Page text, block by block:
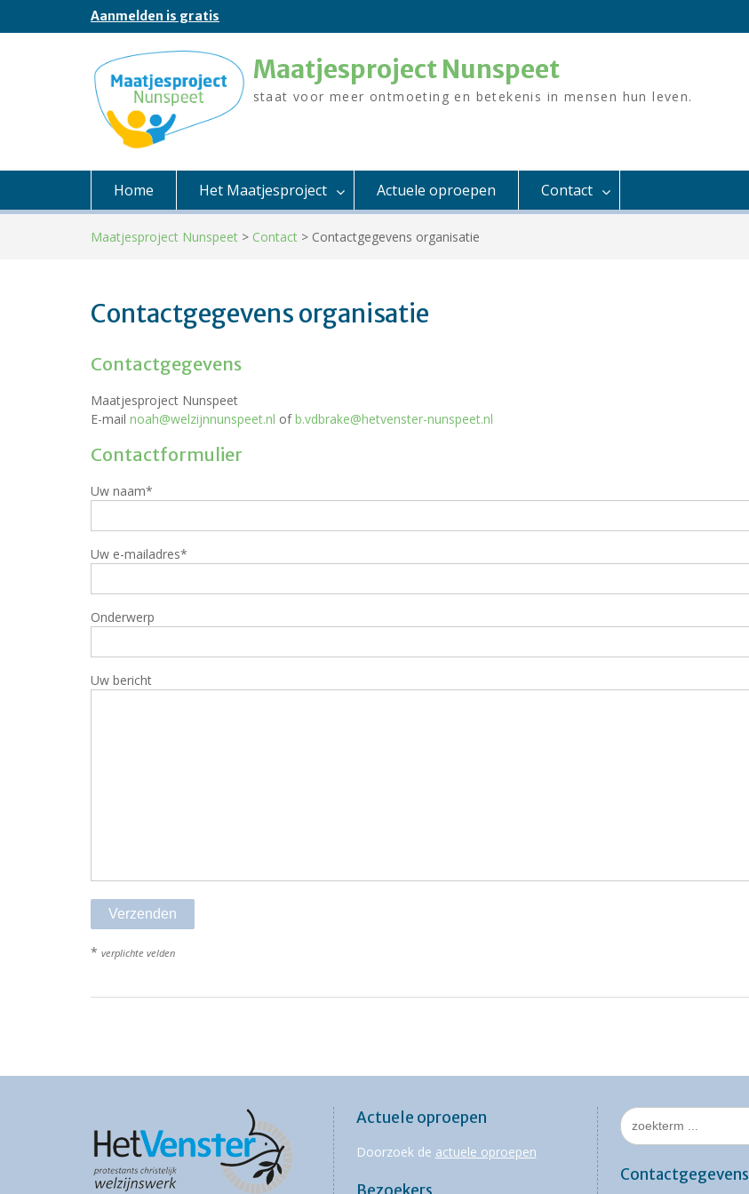
Aanmelden is gratis
Maatjesproject Nunspeet
staat voor meer ontmoeting en betekenis in mensen hun leven.
Home Het Maatjesproject Actuele oproepen Contact
Maatjesproject Nunspeet > Contact > Contactgegevens organisatie
Contactgegevens organisatie
Contactgegevens
Maatjesproject Nunspeet
E-mail noah@welzijnnunspeet.nl ofb.vdbrake@hetvenster-nunspeet.nl
Contactformulier
Uw naam*
Uw e-mailadres*
Onderwerp
Uw bericht
* verplichte velden
Actuele oproepen
Doorzoek de actuele oproepen
Search
for:
Contactgegevens